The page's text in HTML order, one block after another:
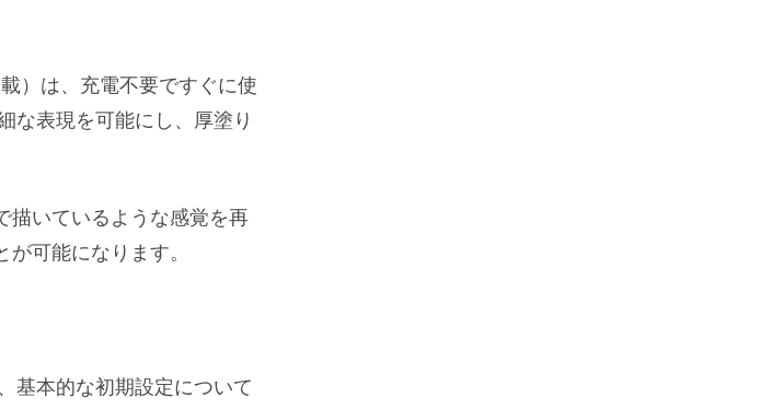
）は、充電不要ですぐに使
な表現を可能にし、厚塗り
描いているような感覚を再
可能になります。
基本的な初期設定について